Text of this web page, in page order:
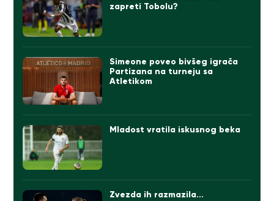
zapreti Tobolu?
Simeone poveo bivšeg igrača
Partizana na turneju sa
Atletikom
Mladost vratila iskusnog beka
Zvezda ih razmazila…